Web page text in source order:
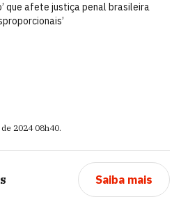
que afete justiça penal brasileira
2024 08h40.
Saiba mais